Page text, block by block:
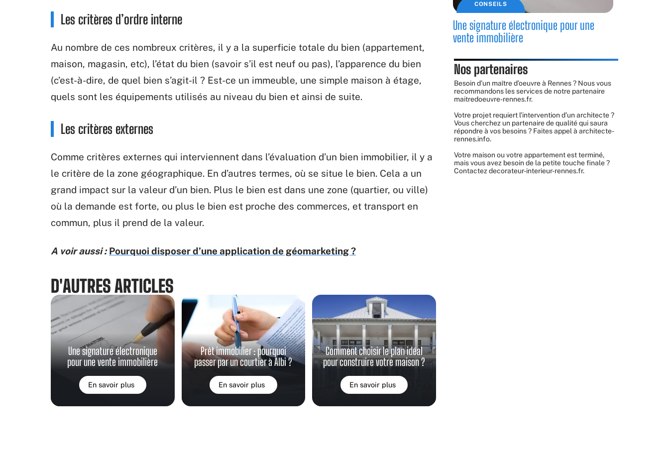
Les critères d’ordre interne
Au nombre de ces nombreux critères, il y a la superficie totale du bien (appartement,
maison, magasin, etc), l’état du bien (savoir s’il est neuf ou pas), l’apparence du bien
(c’est-à-dire, de quel bien s’agit-il ? Est-ce un immeuble, une simple maison à étage,
quels sont les équipements utilisés au niveau du bien et ainsi de suite.
Les critères externes
Comme critères externes qui interviennent dans l’évaluation d’un bien immobilier, il y a
le critère de la zone géographique. En d’autres termes, où se situe le bien. Cela a un
grand impact sur la valeur d’un bien. Plus le bien est dans une zone (quartier, ou ville)
où la demande est forte, ou plus le bien est proche des commerces, et transport en
commun, plus il prend de la valeur.
A voir aussi : Pourquoi disposer d’une application de géomarketing ?
D'AUTRES ARTICLES
Une signature électronique
pour une vente immobilière
En savoir plus
Prêt immobilier : pourquoi
passer par un courtier à Albi ?
En savoir plus
Comment choisir le plan idéal
pour construire votre maison ?
En savoir plus
CONSEILS
Une signature électronique pour une
vente immobilière
Nos partenaires
Besoin d’un maître d’oeuvre à Rennes ? Nous vous
recommandons les services de notre partenaire
maitredoeuvre-rennes.fr.
Votre projet requiert l’intervention d’un architecte ?
Vous cherchez un partenaire de qualité qui saura
répondre à vos besoins ? Faites appel à architecte-
rennes.info.
Votre maison ou votre appartement est terminé,
mais vous avez besoin de la petite touche finale ?
Contactez decorateur-interieur-rennes.fr.